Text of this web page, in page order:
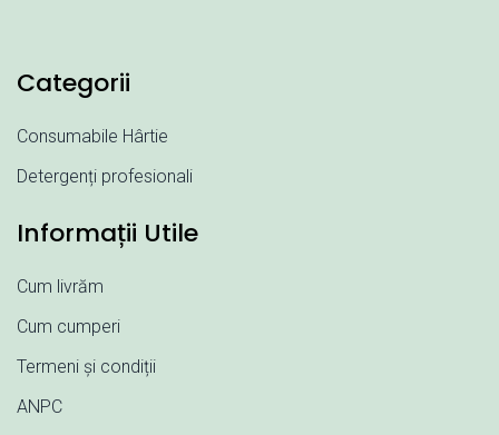
Categorii
Consumabile Hârtie
Detergenți profesionali
Informații Utile
Cum livrăm
Cum cumperi
Termeni și condiții
ANPC